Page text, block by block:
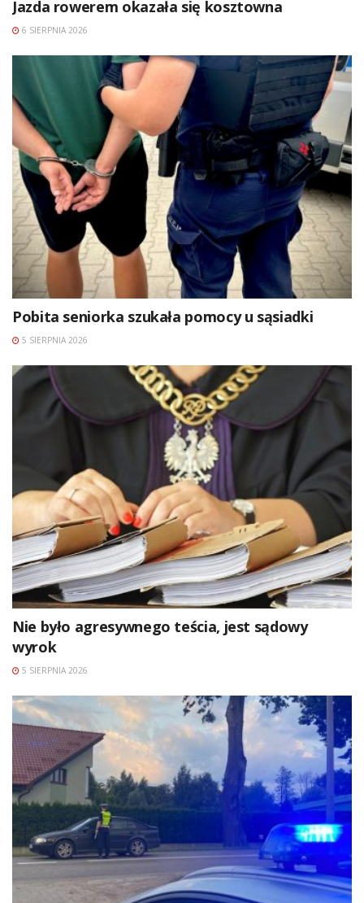
Jazda rowerem okazała się kosztowna
6 SIERPNIA 2026
Pobita seniorka szukała pomocy u sąsiadki
5 SIERPNIA 2026
Nie było agresywnego teścia, jest sądowy
wyrok
5 SIERPNIA 2026